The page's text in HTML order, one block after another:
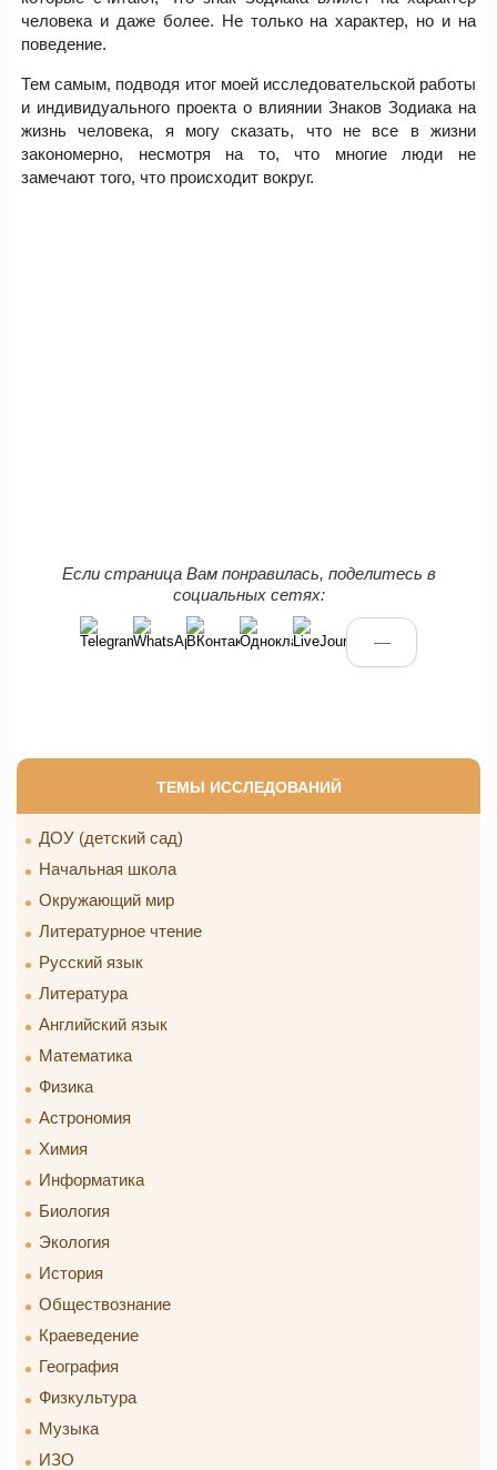
ТЕМЫ ИССЛЕДОВАНИЙ
ДОУ (детский сад)
Начальная школа
Окружающий мир
Литературное чтение
Русский язык
Литература
Английский язык
Математика
Физика
Астрономия
Химия
Информатика
Биология
Экология
История
Обществознание
Краеведение
География
Физкультура
Музыка
ИЗО
человека и даже более. Не только на характер, но и на
поведение.
Тем самым, подводя итог моей исследовательской работы
и индивидуального проекта о влиянии Знаков Зодиака на
жизнь человека, я могу сказать, что не все в жизни
закономерно, несмотря на то, что многие люди не
замечают того, что происходит вокруг.
Если страница Вам понравилась, поделитесь в
социальных сетях:
—